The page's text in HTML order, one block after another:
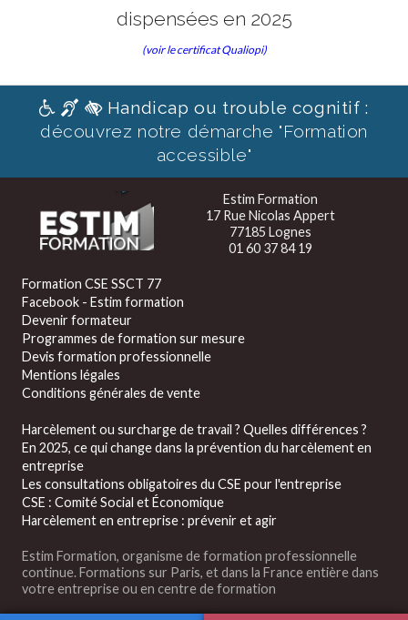
dispensées en 2025
(voir le certificat Qualiopi)
Handicap ou trouble cognitif :
découvrez notre démarche "Formation
accessible"
Estim Formation
17 Rue Nicolas Appert
77185 Lognes
01 60 37 84 19
Formation CSE SSCT 77
Facebook - Estim formation
Devenir formateur
Programmes de formation sur mesure
Devis formation professionnelle
Mentions légales
Conditions générales de vente
Harcèlement ou surcharge de travail ? Quelles différences ?
En 2025, ce qui change dans la prévention du harcèlement en
entreprise
Les consultations obligatoires du CSE pour l'entreprise
CSE : Comité Social et Économique
Harcèlement en entreprise : prévenir et agir
Estim Formation, organisme de formation professionnelle
continue. Formations sur Paris, et dans la France entière dans
votre entreprise ou en centre de formation